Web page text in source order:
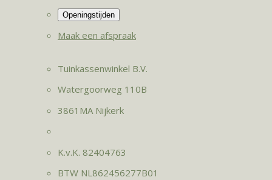
Maak een afspraak
Tuinkassenwinkel B.V.
Watergoorweg 110B
3861MA Nijkerk
K.v.K. 82404763
BTW NL862456277B01